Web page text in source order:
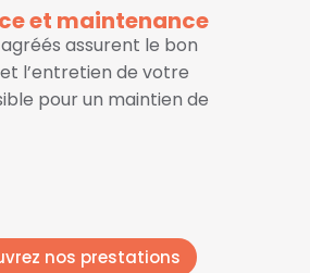
et maintenance
assurent le bon
l’entretien de votre
pour un maintien de
nos prestations